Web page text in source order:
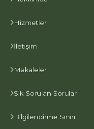
Hizmetler
İletişim
Makaleler
Sık Sorulan Sorular
Bilgilendirme Sınırı